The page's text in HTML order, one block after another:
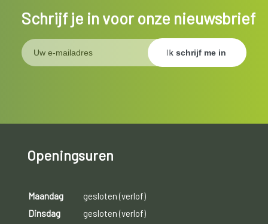
Schrijf je in voor onze nieuwsbrief
Openingsuren
Maandag
gesloten (verlof)
Dinsdag
gesloten (verlof)